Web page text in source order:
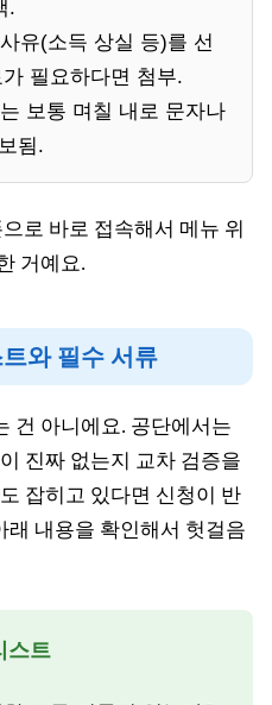
.
유(소득 상실 등)를 선
필요하다면 첨부.
보통 며칠 내로 문자나
됨.
로 바로 접속해서 메뉴 위
거예요.
와 필수 서류
건 아니에요. 공단에서는
진짜 없는지 교차 검증을
잡히고 있다면 신청이 반
래 내용을 확인해서 헛걸음
스트